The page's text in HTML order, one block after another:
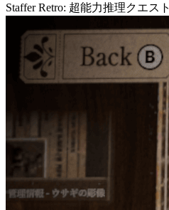
Staffer Retro: 超能力推理クエスト